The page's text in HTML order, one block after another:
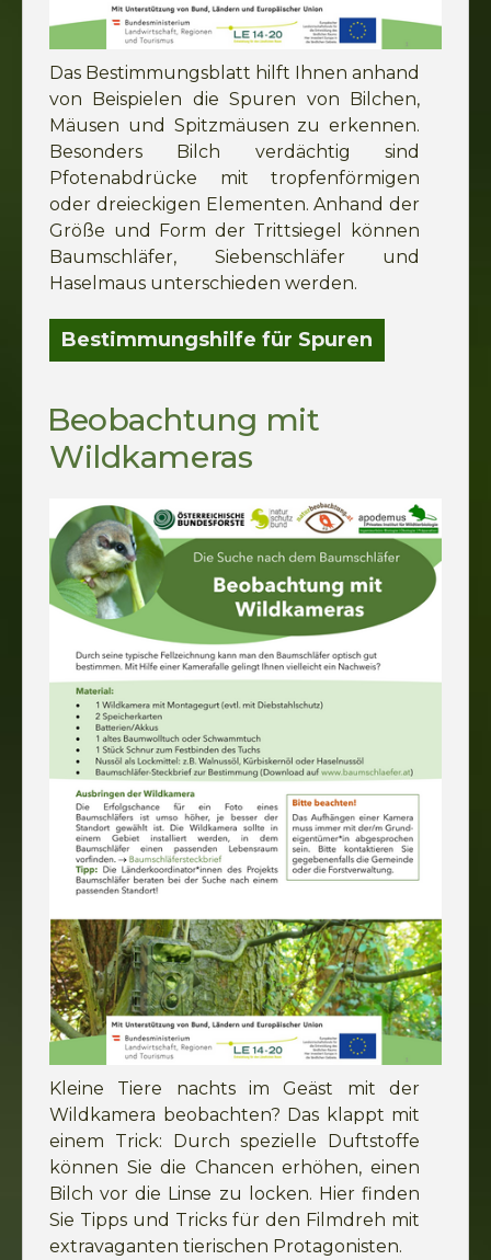
Das Bestimmungsblatt hilft Ihnen anhand
von Beispielen die Spuren von Bilchen,
Mäusen und Spitzmäusen zu erkennen.
Besonders Bilch verdächtig sind
Pfotenabdrücke mit tropfenförmigen
oder dreieckigen Elementen. Anhand der
Größe und Form der Trittsiegel können
Baumschläfer, Siebenschläfer und
Haselmaus unterschieden werden.
Bestimmungshilfe für Spuren
Beobachtung mit
Wildkameras
Kleine Tiere nachts im Geäst mit der
Wildkamera beobachten? Das klappt mit
einem Trick: Durch spezielle Duftstoffe
können Sie die Chancen erhöhen, einen
Bilch vor die Linse zu locken. Hier finden
Sie Tipps und Tricks für den Filmdreh mit
extravaganten tierischen Protagonisten.